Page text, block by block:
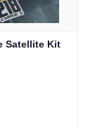
Satellite Kit